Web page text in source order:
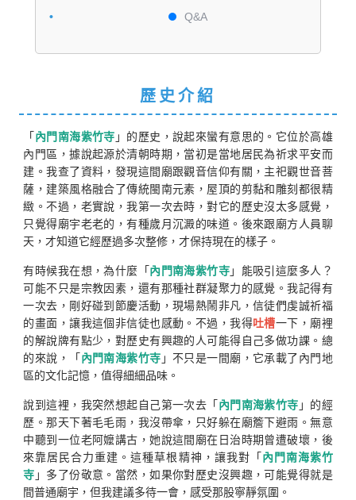
Q&A
歷史介紹
「內門南海紫竹寺 」的歷史，說起來蠻有意思的。它位於高雄
內門區，據說起源於清朝時期，當初是當地居民為祈求平安而
建。我查了資料，發現這間廟跟觀音信仰有關，主祀觀世音菩
薩，建築風格融合了傳統閩南元素，屋頂的剪黏和雕刻都很精
緻。不過，老實說，我第一次去時，對它的歷史沒太多感覺，
只覺得廟宇老老的，有種歲月沉澱的味道。後來跟廟方人員聊
天，才知道它經歷過多次整修，才保持現在的樣子。
有時候我在想，為什麼「內門南海紫竹寺」能吸引這麼多人？
可能不只是宗教因素，還有那種社群凝聚力的感覺。我記得有
一次去，剛好碰到節慶活動，現場熱鬧非凡，信徒們虔誠祈福
的畫面，讓我這個非信徒也感動。不過，我得吐槽一下，廟裡
的解說牌有點少，對歷史有興趣的人可能得自己多做功課。總
的來說，「內門南海紫竹寺 」不只是一間廟，它承載了內門地
區的文化記憶，值得細細品味。
說到這裡，我突然想起自己第一次去「內門南海紫竹寺 」的經
歷。那天下著毛毛雨，我沒帶傘，只好躲在廟簷下避雨。無意
中聽到一位老阿嬤講古，她說這間廟在日治時期曾遭破壞，後
來靠居民合力重建。這種草根精神，讓我對「內門南海紫竹
寺 」多了份敬意。當然，如果你對歷史沒興趣，可能覺得就是
間普通廟宇，但我建議多待一會，感受那股寧靜氛圍。